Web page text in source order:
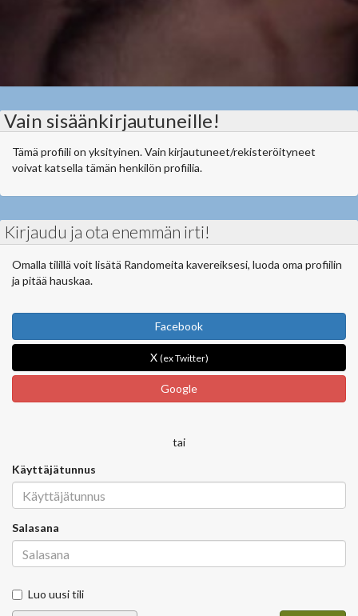
Vain sisäänkirjautuneille!
Tämä profiili on yksityinen. Vain kirjautuneet/rekisteröityneet
voivat katsella tämän henkilön profiilia.
Kirjaudu ja ota enemmän irti!
Omalla tilillä voit lisätä Randomeita kavereiksesi, luoda oma profiilin
ja pitää hauskaa.
Facebook
X (ex Twitter)
Google
tai
Käyttäjätunnus
Salasana
Luo uusi tili